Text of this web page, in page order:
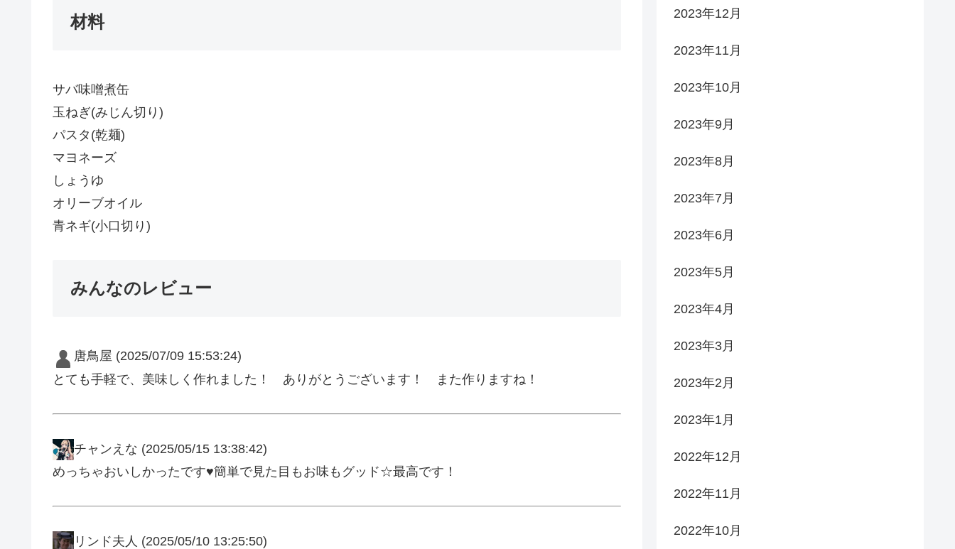
材料
サバ味噌煮缶
玉ねぎ(みじん切り)
パスタ(乾麺)
マヨネーズ
しょうゆ
オリーブオイル
青ネギ(小口切り)
みんなのレビュー
唐鳥屋 (2025/07/09 15:53:24)
とても手軽で、美味しく作れました！ ありがとうございます！ また作りますね！
チャンえな (2025/05/15 13:38:42)
めっちゃおいしかったです♥️簡単で見た目もお味もグッド☆最高です！
リンド夫人 (2025/05/10 13:25:50)
2023年12月
2023年11月
2023年10月
2023年9月
2023年8月
2023年7月
2023年6月
2023年5月
2023年4月
2023年3月
2023年2月
2023年1月
2022年12月
2022年11月
2022年10月